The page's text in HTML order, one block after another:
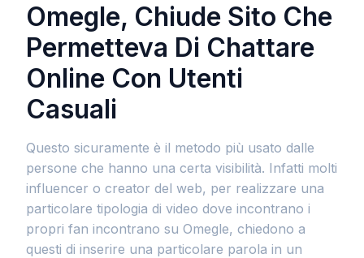
Omegle, Chiude Sito Che
Permetteva Di Chattare
Online Con Utenti
Casuali
Questo sicuramente è il metodo più usato dalle
persone che hanno una certa visibilità. Infatti molti
influencer o creator del web, per realizzare una
particolare tipologia di video dove incontrano i
propri fan incontrano su Omegle, chiedono a
questi di inserire una particolare parola in un